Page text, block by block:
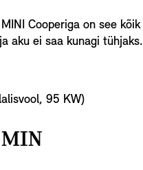
Cooperiga on see kõik
aku ei saa kunagi tühjaks.
95 KW)